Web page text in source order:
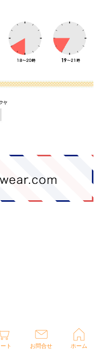
ト お問合せ ホーム